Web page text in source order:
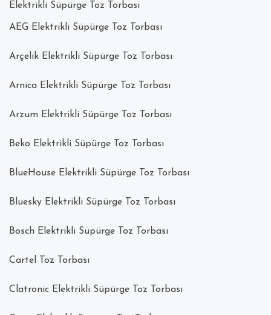
Elektrikli Süpürge Toz Torbası
AEG Elektrikli Süpürge Toz Torbası
Arçelik Elektrikli Süpürge Toz Torbası
Arnica Elektrikli Süpürge Toz Torbası
Arzum Elektrikli Süpürge Toz Torbası
Beko Elektrikli Süpürge Toz Torbası
BlueHouse Elektrikli Süpürge Toz Torbası
Bluesky Elektrikli Süpürge Toz Torbası
Bosch Elektrikli Süpürge Toz Torbası
Cartel Toz Torbası
Clatronic Elektrikli Süpürge Toz Torbası